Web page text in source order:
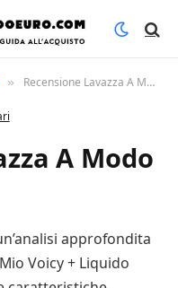
» Recensione Lavazza A Modo Mio Voicy
A Modo
approfondita
Voicy + Liquido